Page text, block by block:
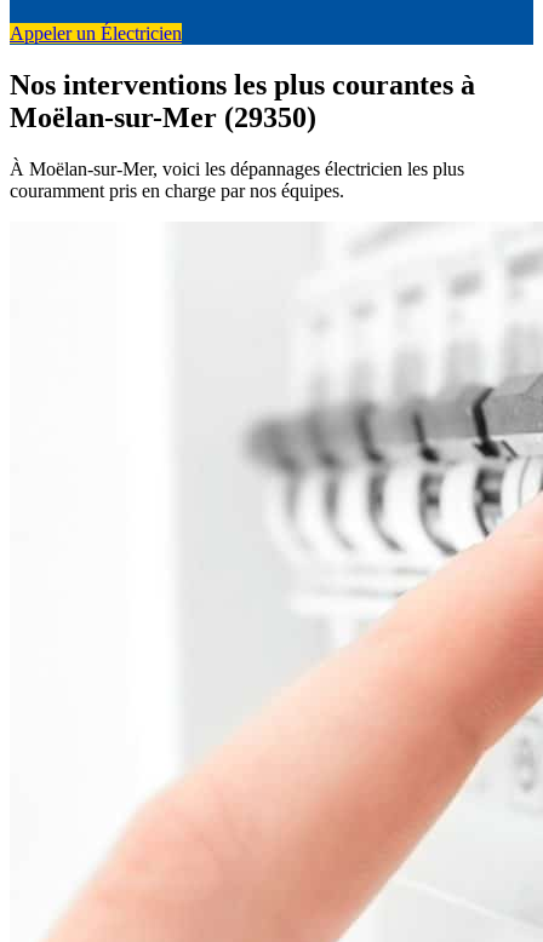
Appeler un Électricien
Nos interventions les plus courantes à
Moëlan-sur-Mer (29350)
À Moëlan-sur-Mer, voici les dépannages électricien les plus
couramment pris en charge par nos équipes.